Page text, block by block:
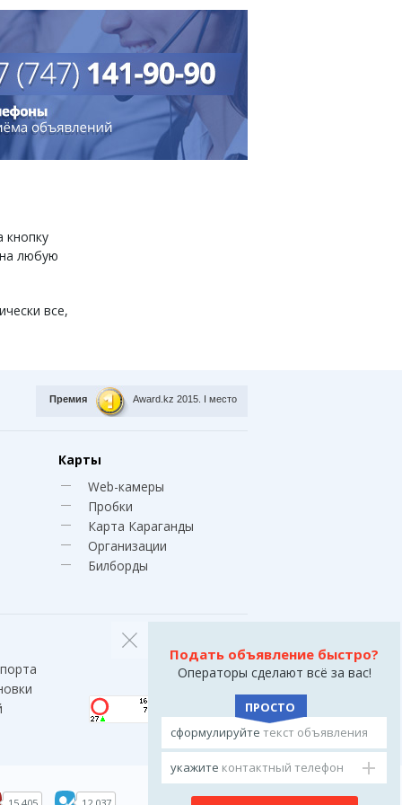
кнопку
любую
все,
Премия Award.kz 2015. I место
Карты
Web-камеры
Пробки
Карта Караганды
Организации
Билборды
Подать объявление быстро?
Операторы сделают всё за вас!
ПРОСТО
сформулируйте текст объявления
укажите контактный телефон